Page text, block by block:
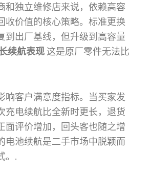
和独立维修店来说，依赖高容
收价值的核心策略。标准更换
到出厂基线，但升级到高容量
续航表现这是原厂零件无法比
响客户满意度指标。当买家发
充电续航比全新时更长，退货
面评价增加，回头客也随之增
电池续航是二手市场中脱颖而
。.